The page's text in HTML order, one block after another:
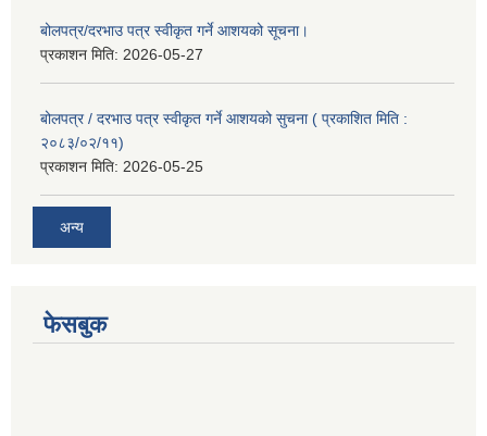
बोलपत्र/दरभाउ पत्र स्वीकृत गर्ने आशयको सूचना।
प्रकाशन मिति: 2026-05-27
बोलपत्र / दरभाउ पत्र स्वीकृत गर्ने आशयको सुचना ( प्रकाशित मिति :
२०८३/०२/११)
प्रकाशन मिति: 2026-05-25
अन्य
फेसबुक